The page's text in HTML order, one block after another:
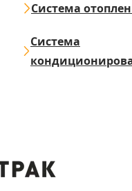
Система
Система